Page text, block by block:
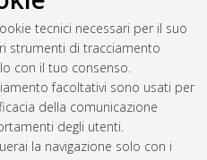
tecnici necessari per il suo
strumenti di tracciamento
con il tuo consenso.
facoltativi sono usati per
della comunicazione
degli utenti.
la navigazione solo con i
telecomunicazioni [L-
sottostante.